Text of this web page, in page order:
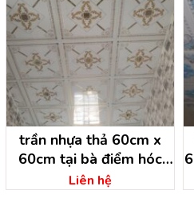
trần nhựa thả 60cm x
60cm tại bà điểm hóc
môn – hồ chí minh
Liên hệ